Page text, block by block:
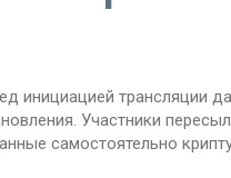
инициацией трансляции
Участники
самостоятельно